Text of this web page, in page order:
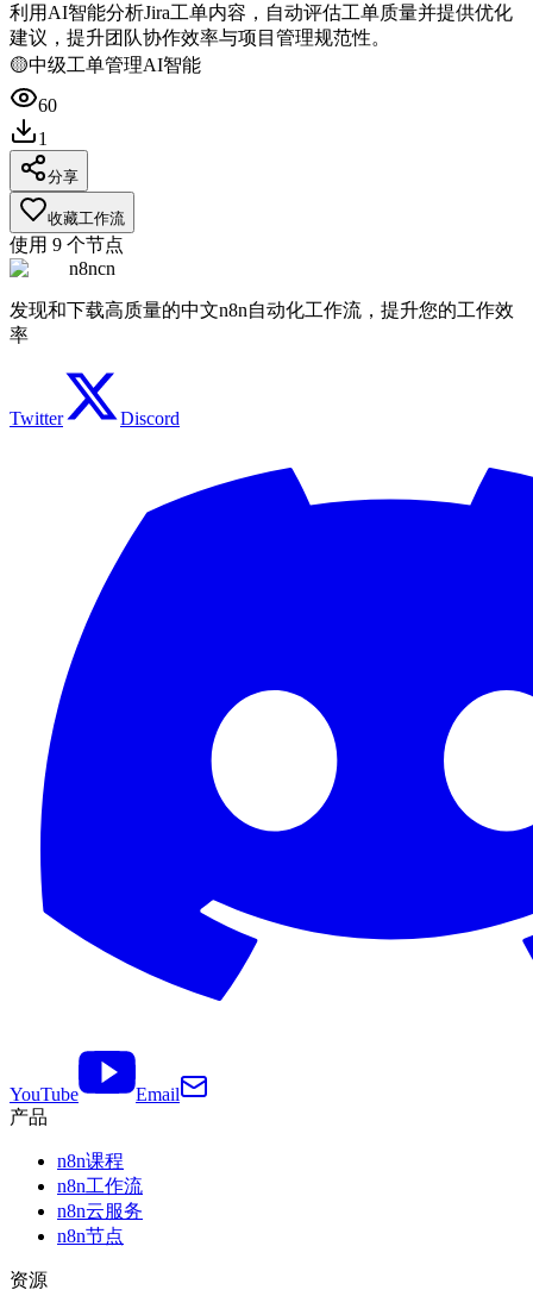
利用AI智能分析Jira工单内容，自动评估工单质量并提供优化
建议，提升团队协作效率与项目管理规范性。
🟡中级工单管理AI智能
60
1
分享
收藏工作流
使用 9 个节点
n8ncn
发现和下载高质量的中文n8n自动化工作流，提升您的工作效
率
Twitter Discord
YouTube
Email
产品
n8n课程
n8n工作流
n8n云服务
n8n节点
资源